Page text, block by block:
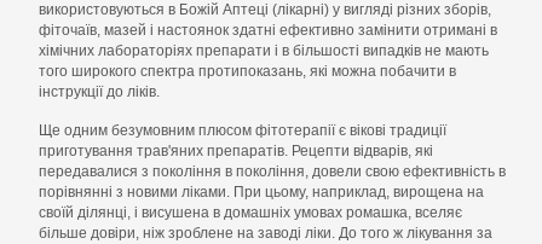
використовуються в Божій Аптеці (лікарні) у вигляді різних зборів,
фіточаїв, мазей і настоянок здатні ефективно замінити отримані в
хімічних лабораторіях препарати і в більшості випадків не мають
того широкого спектра протипоказань, які можна побачити в
інструкції до ліків.
Ще одним безумовним плюсом фітотерапії є вікові традиції
приготування трав'яних препаратів. Рецепти відварів, які
передавалися з покоління в покоління, довели свою ефективність в
порівнянні з новими ліками. При цьому, наприклад, вирощена на
своїй ділянці, і висушена в домашніх умовах ромашка, вселяє
більше довіри, ніж зроблене на заводі ліки. До того ж лікування за